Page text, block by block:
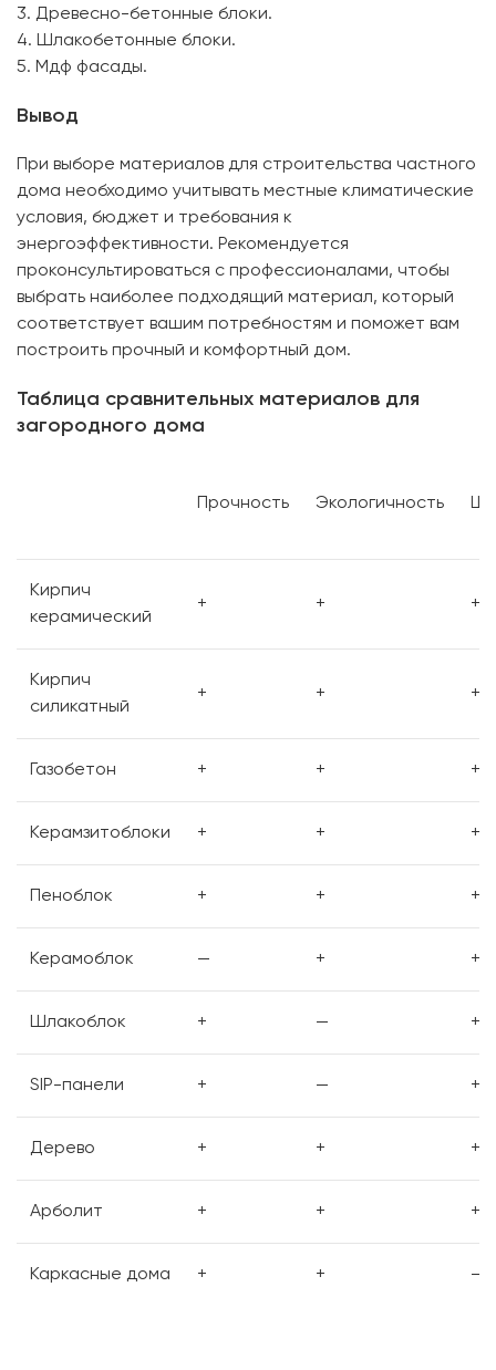
3. Древесно-бетонные блоки.
4. Шлакобетонные блоки.
5. Мдф фасады.
Вывод
При выборе материалов для строительства частного
дома необходимо учитывать местные климатические
условия, бюджет и требования к
энергоэффективности. Рекомендуется
проконсультироваться с профессионалами, чтобы
выбрать наиболее подходящий материал, который
соответствует вашим потребностям и поможет вам
построить прочный и комфортный дом.
Таблица сравнительных материалов для
загородного дома
Прочность Экологичность
Кирпич
керамический
+ + +
Кирпич
силикатный
+ + +
Газобетон + + +
Керамзитоблоки + + +
Пеноблок + + +
Керамоблок — + +
Шлакоблок + — +
SIP-панели + — +
Дерево + + +
Арболит + + +
Каркасные дома + + —